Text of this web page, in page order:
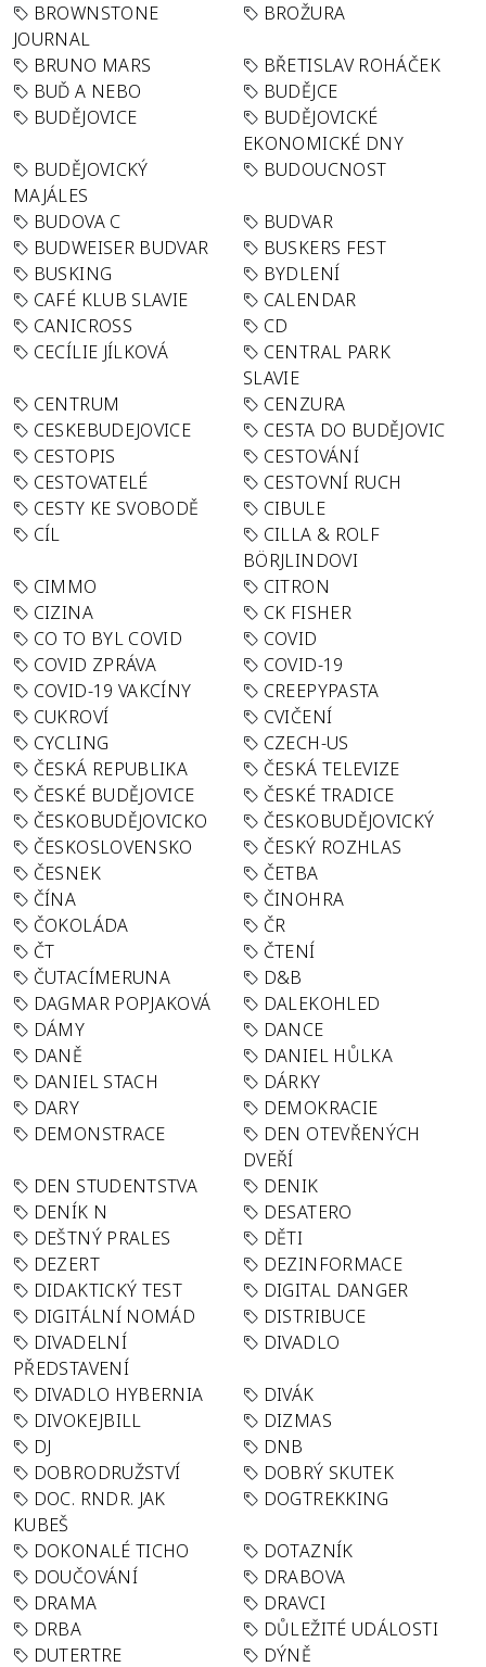
BROWNSTONE
JOURNAL
BROŽURA
BRUNO MARS
BŘETISLAV ROHÁČEK
BUĎ A NEBO
BUDĚJCE
BUDĚJOVICE
BUDĚJOVICKÉ
EKONOMICKÉ DNY
BUDĚJOVICKÝ
MAJÁLES
BUDOUCNOST
BUDOVA C
BUDVAR
BUDWEISER BUDVAR
BUSKERS FEST
BUSKING
BYDLENÍ
CAFÉ KLUB SLAVIE
CALENDAR
CANICROSS
CD
CECÍLIE JÍLKOVÁ
CENTRAL PARK
SLAVIE
CENTRUM
CENZURA
CESKEBUDEJOVICE
CESTA DO BUDĚJOVIC
CESTOPIS
CESTOVÁNÍ
CESTOVATELÉ
CESTOVNÍ RUCH
CESTY KE SVOBODĚ
CIBULE
CÍL
CILLA & ROLF
BÖRJLINDOVI
CIMMO
CITRON
CIZINA
CK FISHER
CO TO BYL COVID
COVID
COVID ZPRÁVA
COVID-19
COVID-19 VAKCÍNY
CREEPYPASTA
CUKROVÍ
CVIČENÍ
CYCLING
CZECH-US
ČESKÁ REPUBLIKA
ČESKÁ TELEVIZE
ČESKÉ BUDĚJOVICE
ČESKÉ TRADICE
ČESKOBUDĚJOVICKO
ČESKOBUDĚJOVICKÝ
ČESKOSLOVENSKO
ČESKÝ ROZHLAS
ČESNEK
ČETBA
ČÍNA
ČINOHRA
ČOKOLÁDA
ČR
ČT
ČTENÍ
ČUTACÍMERUNA
D&B
DAGMAR POPJAKOVÁ
DALEKOHLED
DÁMY
DANCE
DANĚ
DANIEL HŮLKA
DANIEL STACH
DÁRKY
DARY
DEMOKRACIE
DEMONSTRACE
DEN OTEVŘENÝCH
DVEŘÍ
DEN STUDENTSTVA
DENIK
DENÍK N
DESATERO
DEŠTNÝ PRALES
DĚTI
DEZERT
DEZINFORMACE
DIDAKTICKÝ TEST
DIGITAL DANGER
DIGITÁLNÍ NOMÁD
DISTRIBUCE
DIVADELNÍ
PŘEDSTAVENÍ
DIVADLO
DIVADLO HYBERNIA
DIVÁK
DIVOKEJBILL
DIZMAS
DJ
DNB
DOBRODRUŽSTVÍ
DOBRÝ SKUTEK
DOC. RNDR. JAK
KUBEŠ
DOGTREKKING
DOKONALÉ TICHO
DOTAZNÍK
DOUČOVÁNÍ
DRABOVA
DRAMA
DRAVCI
DRBA
DŮLEŽITÉ UDÁLOSTI
DUTERTRE
DÝNĚ